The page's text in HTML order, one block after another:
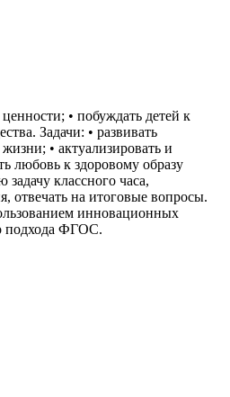
• побуждать детей к
Задачи: • развивать
• актуализировать и
любовь к здоровому образу
классного часа,
отвечать на итоговые вопросы.
инновационных
подхода ФГОС.